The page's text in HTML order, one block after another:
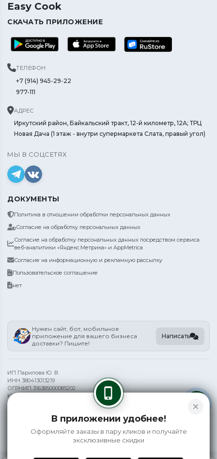
Easy Cook
СКАЧАТЬ ПРИЛОЖЕНИЕ
ТЕЛЕФОН
+7 (914) 945-29-22
977-111
АДРЕС
Иркутский район, Байкальский тракт, 12-й километр, 12А; ТРЦ
Новая Дача (1 этаж - внутри супермаркета Слата, правый угол)
МЫ В СОЦСЕТЯХ
ДОКУМЕНТЫ
Политика в отношении обработки персональных данных
Согласие на обработку персональных данных
Согласие на обработку персональных данных посредством сервиса
веб-аналитики «Яндекс.Метрика» и AppMetrica
Согласие на информационную и рекламную рассылку
Пользовательское соглашение
нет
Нужен сайт, бот, мобильное
приложение для вашего бизнеса
доставки? Пишите!
Написать
ИП Парилова Ю. В.
ИНН 380413013219
ОГРНИП 316385000085202
Юр. адрес: Иркутск, ул Верхняя Набережная 145/9
Информация на сайте носит справочный характер и не является
публичной офертой
2026 EasyCook
close
phone_iphone
В приложении удобнее!
Оформляйте заказы в пару кликов и получайте
эксклюзивные скидки